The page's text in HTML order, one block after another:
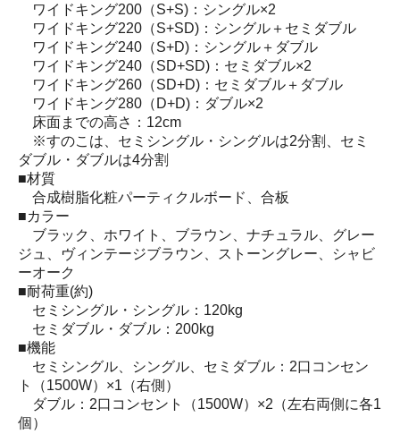
ワイドキング200（S+S)：シングル×2
ワイドキング220（S+SD)：シングル＋セミダブル
ワイドキング240（S+D)：シングル＋ダブル
ワイドキング240（SD+SD)：セミダブル×2
ワイドキング260（SD+D)：セミダブル＋ダブル
ワイドキング280（D+D)：ダブル×2
床面までの高さ：12cm
※すのこは、セミシングル・シングルは2分割、セミ
ダブル・ダブルは4分割
■材質
合成樹脂化粧パーティクルボード、合板
■カラー
ブラック、ホワイト、ブラウン、ナチュラル、グレー
ジュ、ヴィンテージブラウン、ストーングレー、シャビ
ーオーク
■耐荷重(約)
セミシングル・シングル：120kg
セミダブル・ダブル：200kg
■機能
セミシングル、シングル、セミダブル：2口コンセン
ト（1500W）×1（右側）
ダブル：2口コンセント（1500W）×2（左右両側に各1
個）